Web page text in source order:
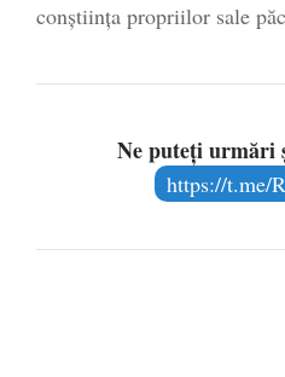
conștiința propriilor sale
Ne puteți urmări
https://t.me/